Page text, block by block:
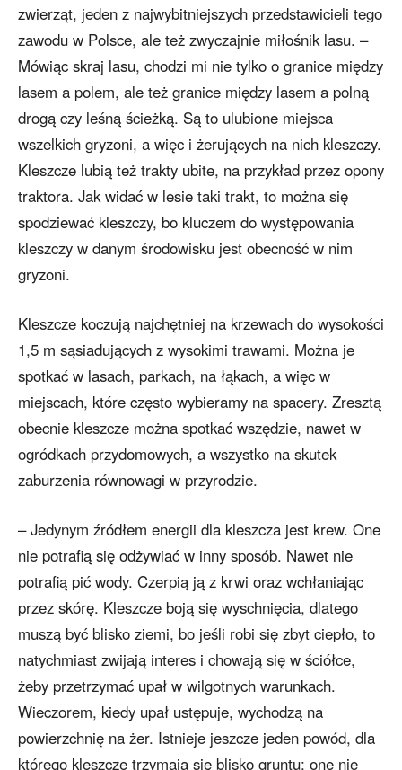
zwierząt, jeden z najwybitniejszych przedstawicieli tego
zawodu w Polsce, ale też zwyczajnie miłośnik lasu. –
Mówiąc skraj lasu, chodzi mi nie tylko o granice między
lasem a polem, ale też granice między lasem a polną
drogą czy leśną ścieżką. Są to ulubione miejsca
wszelkich gryzoni, a więc i żerujących na nich kleszczy.
Kleszcze lubią też trakty ubite, na przykład przez opony
traktora. Jak widać w lesie taki trakt, to można się
spodziewać kleszczy, bo kluczem do występowania
kleszczy w danym środowisku jest obecność w nim
gryzoni.
Kleszcze koczują najchętniej na krzewach do wysokości
1,5 m sąsiadujących z wysokimi trawami. Można je
spotkać w lasach, parkach, na łąkach, a więc w
miejscach, które często wybieramy na spacery. Zresztą
obecnie kleszcze można spotkać wszędzie, nawet w
ogródkach przydomowych, a wszystko na skutek
zaburzenia równowagi w przyrodzie.
– Jedynym źródłem energii dla kleszcza jest krew. One
nie potrafią się odżywiać w inny sposób. Nawet nie
potrafią pić wody. Czerpią ją z krwi oraz wchłaniając
przez skórę. Kleszcze boją się wyschnięcia, dlatego
muszą być blisko ziemi, bo jeśli robi się zbyt ciepło, to
natychmiast zwijają interes i chowają się w ściółce,
żeby przetrzymać upał w wilgotnych warunkach.
Wieczorem, kiedy upał ustępuje, wychodzą na
powierzchnię na żer. Istnieje jeszcze jeden powód, dla
którego kleszcze trzymają się blisko gruntu: one nie